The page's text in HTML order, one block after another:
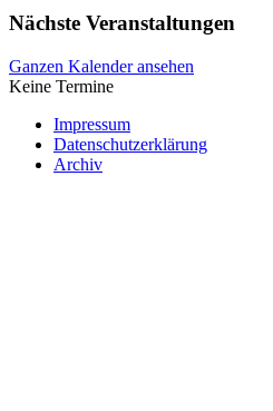
Nächste Veranstaltungen
Ganzen Kalender ansehen
Keine Termine
Impressum
Datenschutzerklärung
Archiv